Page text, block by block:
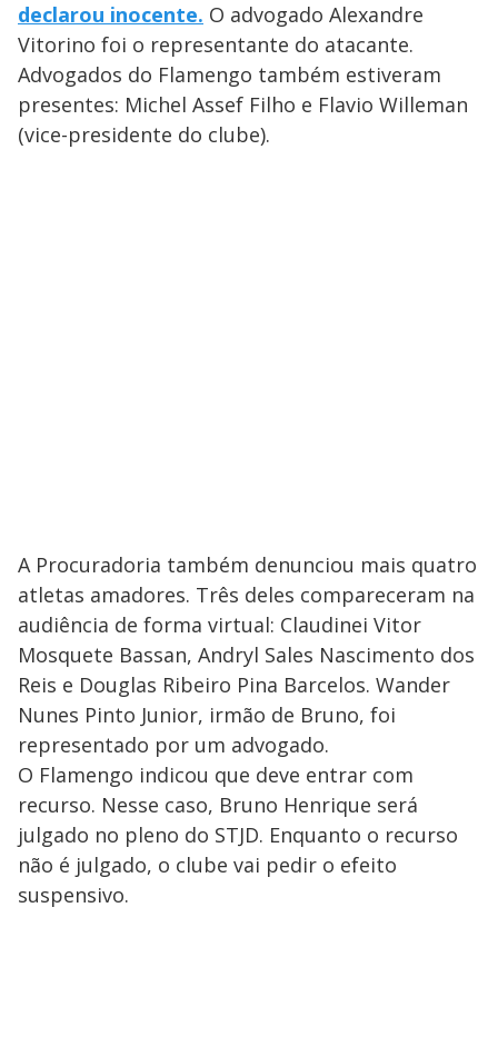
declarou inocente. O advogado Alexandre
Vitorino foi o representante do atacante.
Advogados do Flamengo também estiveram
presentes: Michel Assef Filho e Flavio Willeman
(vice-presidente do clube).
A Procuradoria também denunciou mais quatro
atletas amadores. Três deles compareceram na
audiência de forma virtual: Claudinei Vitor
Mosquete Bassan, Andryl Sales Nascimento dos
Reis e Douglas Ribeiro Pina Barcelos. Wander
Nunes Pinto Junior, irmão de Bruno, foi
representado por um advogado.
O Flamengo indicou que deve entrar com
recurso. Nesse caso, Bruno Henrique será
julgado no pleno do STJD. Enquanto o recurso
não é julgado, o clube vai pedir o efeito
suspensivo.